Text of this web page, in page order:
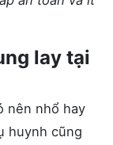
lay tại
nên nhổ hay
huynh cũng